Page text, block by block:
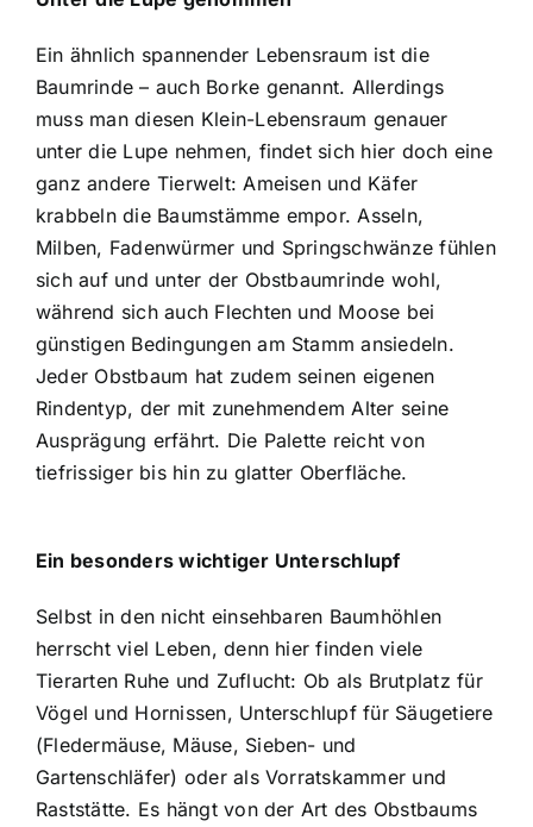
Ein ähnlich spannender Lebensraum ist die
Baumrinde – auch Borke genannt. Allerdings
muss man diesen Klein-Lebensraum genauer
unter die Lupe nehmen, findet sich hier doch eine
ganz andere Tierwelt: Ameisen und Käfer
krabbeln die Baumstämme empor. Asseln,
Milben, Fadenwürmer und Springschwänze fühlen
sich auf und unter der Obstbaumrinde wohl,
während sich auch Flechten und Moose bei
günstigen Bedingungen am Stamm ansiedeln.
Jeder Obstbaum hat zudem seinen eigenen
Rindentyp, der mit zunehmendem Alter seine
Ausprägung erfährt. Die Palette reicht von
tiefrissiger bis hin zu glatter Oberfläche.
Ein besonders wichtiger Unterschlupf
Selbst in den nicht einsehbaren Baumhöhlen
herrscht viel Leben, denn hier finden viele
Tierarten Ruhe und Zuflucht: Ob als Brutplatz für
Vögel und Hornissen, Unterschlupf für Säugetiere
(Fledermäuse, Mäuse, Sieben- und
Gartenschläfer) oder als Vorratskammer und
Raststätte. Es hängt von der Art des Obstbaums